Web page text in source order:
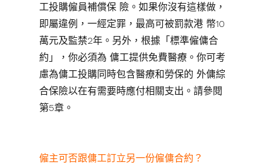
工投購僱員補償保 險。如果你沒有這樣做，
即屬違例，一經定罪，最高可被罰款港 幣10
萬元及監禁2年。另外，根據「標準僱傭合
約」，你必須為 傭工提供免費醫療。你可考
慮為傭工投購同時包含醫療和勞保的 外傭綜
合保險以在有需要時應付相關支出。請參閱
第5章。
僱主可否跟傭工訂立另一份僱傭合約？